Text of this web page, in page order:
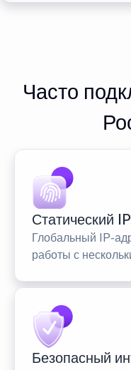
Часто
Статический
Глобальный IP-
работы с
Безопасный